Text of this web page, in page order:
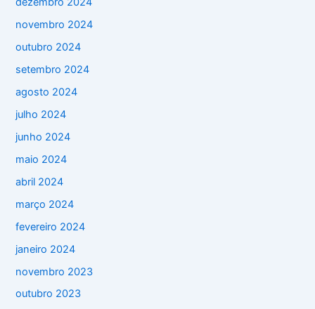
novembro 2024
outubro 2024
setembro 2024
agosto 2024
julho 2024
junho 2024
maio 2024
abril 2024
março 2024
fevereiro 2024
janeiro 2024
novembro 2023
outubro 2023